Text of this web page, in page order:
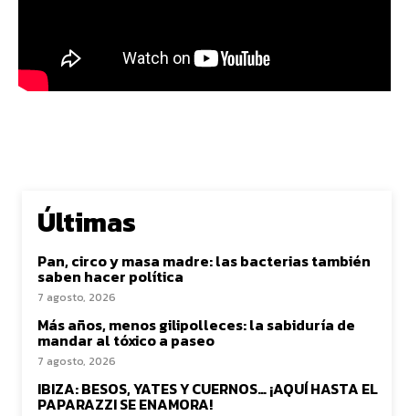
Últimas
Pan, circo y masa madre: las bacterias también
saben hacer política
7 agosto, 2026
Más años, menos gilipolleces: la sabiduría de
mandar al tóxico a paseo
7 agosto, 2026
IBIZA: BESOS, YATES Y CUERNOS… ¡AQUÍ HASTA EL
PAPARAZZI SE ENAMORA!